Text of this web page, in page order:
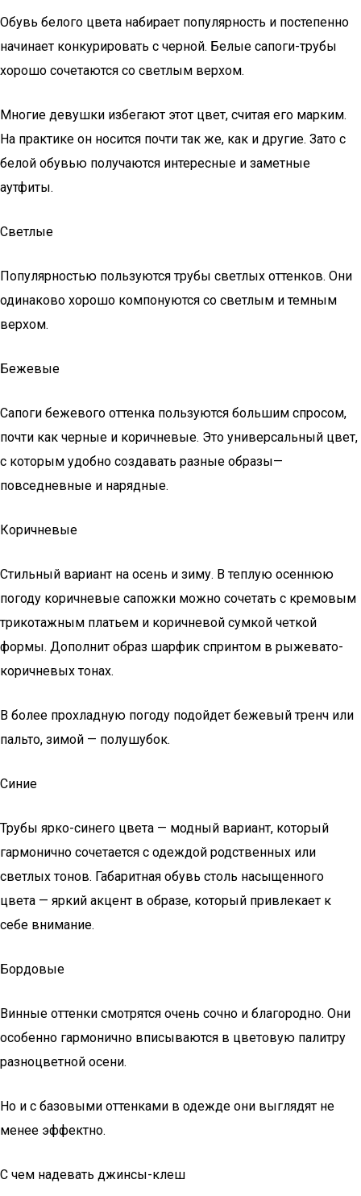
Обувь белого цвета набирает популярность и постепенно
начинает конкурировать с черной. Белые сапоги-трубы
хорошо сочетаются со светлым верхом.
Многие девушки избегают этот цвет, считая его марким.
На практике он носится почти так же, как и другие. Зато с
белой обувью получаются интересные и заметные
аутфиты.
Светлые
Популярностью пользуются трубы светлых оттенков. Они
одинаково хорошо компонуются со светлым и темным
верхом.
Бежевые
Сапоги бежевого оттенка пользуются большим спросом,
почти как черные и коричневые. Это универсальный цвет,
с которым удобно создавать разные образы—
повседневные и нарядные.
Коричневые
Стильный вариант на осень и зиму. В теплую осеннюю
погоду коричневые сапожки можно сочетать с кремовым
трикотажным платьем и коричневой сумкой четкой
формы. Дополнит образ шарфик спринтом в рыжевато-
коричневых тонах.
В более прохладную погоду подойдет бежевый тренч или
пальто, зимой — полушубок.
Синие
Трубы ярко-синего цвета — модный вариант, который
гармонично сочетается с одеждой родственных или
светлых тонов. Габаритная обувь столь насыщенного
цвета — яркий акцент в образе, который привлекает к
себе внимание.
Бордовые
Винные оттенки смотрятся очень сочно и благородно. Они
особенно гармонично вписываются в цветовую палитру
разноцветной осени.
Но и с базовыми оттенками в одежде они выглядят не
менее эффектно.
С чем надевать джинсы-клеш